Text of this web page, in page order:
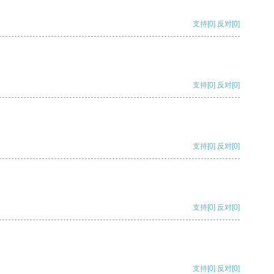
支持[0] 反对[0]
支持[0] 反对[0]
支持[0] 反对[0]
支持[0] 反对[0]
支持[0] 反对[0]